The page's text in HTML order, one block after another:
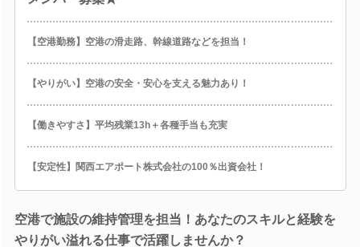
【空港勤務】空港の滑走路、幹線道路などを担当！
【やりがい】空港の安全・安心を支える魅力あり！
【働きやすさ】平均残業13h＋各種手当も充実
【安定性】関西エアポート株式会社の100％出資会社！
空港で施設の維持管理を担当！あなたのスキルと経験を
やりがい溢れる仕事で活躍しませんか？